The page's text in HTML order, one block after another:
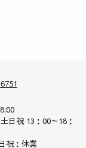
日祝 13：00～18：
祝：休業